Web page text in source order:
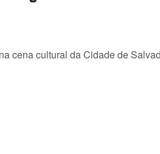
cena cultural da Cidade de